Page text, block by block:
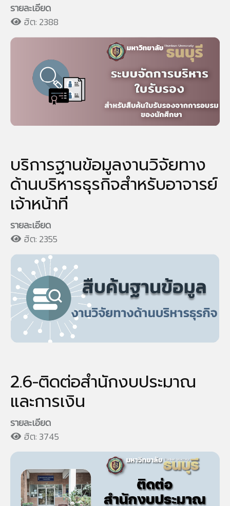
รายละเอียด
ฮิต: 2388
บริการฐานข้อมูลงานวิจัยทาง
ด้านบริหารธุรกิจสำหรับอาจารย์
เจ้าหน้าที
รายละเอียด
ฮิต: 2355
2.6-ติดต่อสำนักงบประมาณ
และการเงิน
รายละเอียด
ฮิต: 3745